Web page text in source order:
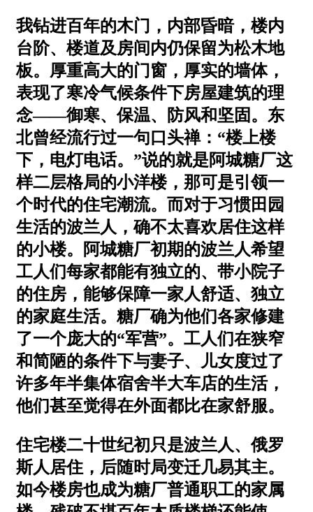
我钻进百年的木门，内部昏暗，楼内
台阶、楼道及房间内仍保留为松木地
板。厚重高大的门窗，厚实的墙体，
表现了寒冷气候条件下房屋建筑的理
念——御寒、保温、防风和坚固。东
北曾经流行过一句口头禅：“楼上楼
下，电灯电话。”说的就是阿城糖厂这
样二层格局的小洋楼，那可是引领一
个时代的住宅潮流。而对于习惯田园
生活的波兰人，确不太喜欢居住这样
的小楼。阿城糖厂初期的波兰人希望
工人们每家都能有独立的、带小院子
的住房，能够保障一家人舒适、独立
的家庭生活。糖厂确为他们各家修建
了一个庞大的“军营”。工人们在狭窄
和简陋的条件下与妻子、儿女度过了
许多年半集体宿舍半大车店的生活，
他们甚至觉得在外面都比在家舒服。
住宅楼二十世纪初只是波兰人、俄罗
斯人居住，后随时局变迁几易其主。
如今楼房也成为糖厂普通职工的家属